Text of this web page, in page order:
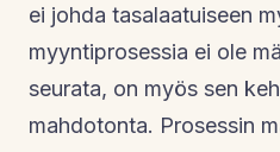
ei johda tasalaatuiseen
myyntiprosessia ei ole
seurata, on myös sen
mahdotonta. Prosessin